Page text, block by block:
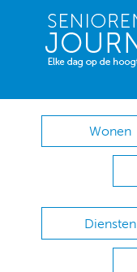
Wonen
Diensten